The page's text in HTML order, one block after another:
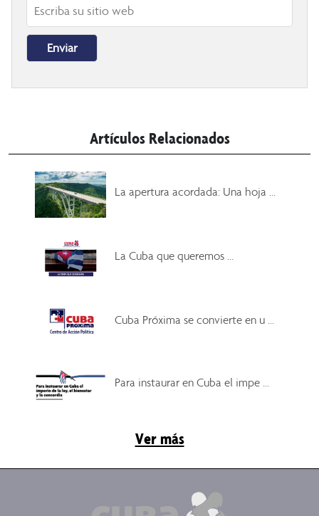
Artículos Relacionados
La apertura acordada: Una hoja ...
La Cuba que queremos ...
Cuba Próxima se convierte en u ...
Para instaurar en Cuba el impe ...
Ver más